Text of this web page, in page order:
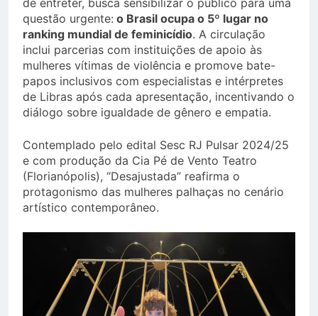
de entreter, busca sensibilizar o público para uma
questão urgente: o Brasil ocupa o 5º lugar no
ranking mundial de feminicídio. A circulação
inclui parcerias com instituições de apoio às
mulheres vítimas de violência e promove bate-
papos inclusivos com especialistas e intérpretes
de Libras após cada apresentação, incentivando o
diálogo sobre igualdade de gênero e empatia.
Contemplado pelo edital Sesc RJ Pulsar 2024/25
e com produção da Cia Pé de Vento Teatro
(Florianópolis), “Desajustada” reafirma o
protagonismo das mulheres palhaças no cenário
artístico contemporâneo.